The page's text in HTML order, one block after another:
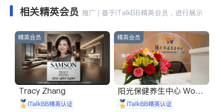
相关精英会员 推广 | 基于iTalkBB精英会员，进行展示
精英会员
Tracy Zhang
iTalkBB精英认证
精英会员
阳光保健养生中心 World
shine
iTalkBB精英认证